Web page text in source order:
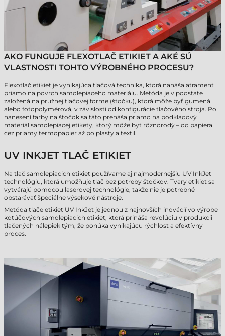
AKO FUNGUJE FLEXOTLAČ ETIKIET A AKÉ SÚ
VLASTNOSTI TOHTO VÝROBNÉHO PROCESU?
Flexotlač etikiet je vynikajúca tlačová technika, ktorá nanáša atrament
priamo na povrch samolepiaceho materiálu. Metóda je v podstate
založená na pružnej tlačovej forme (štočku), ktorá môže byť gumená
alebo fotopolymérová, v závislosti od konfigurácie tlačového stroja. Po
nanesení farby na štočok sa táto prenáša priamo na podkladový
materiál samolepiacej etikety, ktorý môže byť rôznorodý – od papiera
cez priamy termopapier až po plasty a textil.
UV INKJET TLAČ ETIKIET
Na tlač samolepiacich etikiet používame aj najmodernejšiu UV InkJet
technológiu, ktorá umožňuje tlač bez potreby štočkov. Tvary etikiet sa
vytvárajú pomocou laserovej technológie, takže nie je potrebné
obstarávať špeciálne výsekové nástroje.
Metóda tlače etikiet UV InkJet je jednou z najnovších inovácií vo výrobe
kotúčových samolepiacich etikiet, ktorá prináša revolúciu v produkcii
tlačených nálepiek tým, že ponúka vynikajúcu rýchlosť a efektívny
proces.